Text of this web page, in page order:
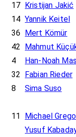
17
Kristijan Jakić
14 Yannik Keitel
36
Mert Kömür
42
Mahmut
4
Han-Noah
32
Fabian Rieder
8
Sima Suso
11
Michael
Yusuf